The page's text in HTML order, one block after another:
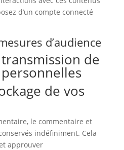
d’un compte connecté
d’audience
de
de vos
le commentaire et
indéfiniment. Cela
approuver